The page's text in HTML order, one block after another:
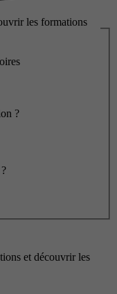
les formations
?
et découvrir les